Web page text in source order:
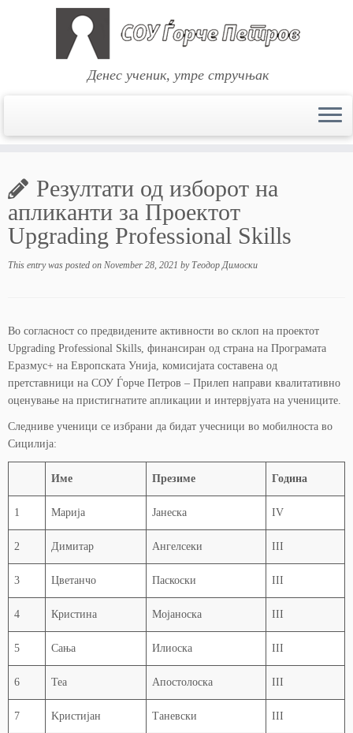
content
Денес ученик, утре стручњак
Резултати од изборот на
апликанти за Проектот
Upgrading Professional Skills
This entry was posted on November 28, 2021 by Теодор Димоски
Во согласност со предвидените активности во склоп на проектот
Upgrading Professional Skills, финансиран од страна на Програмата
Еразмус+ на Европската Унија, комисијата составена од
претставници на СОУ Ѓорче Петров – Прилеп направи квалитативно
оценување на пристигнатите апликации и интервјуата на учениците.
Следниве ученици се избрани да бидат учесници во мобилноста во
Сицилија:
Име Презиме Година
1 Марија Јанеска IV
2 Димитар Ангелсеки III
3 Цветанчо Паскоски III
4 Кристина Мојаноска III
5 Сања Илиоска III
6 Теа Апостолоска III
7 Kристијан Таневски III